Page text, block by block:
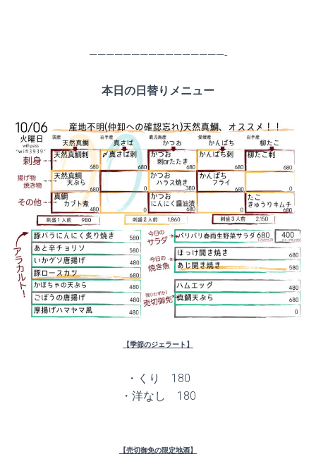
————————————————-
本日の日替りメニュー
【季節のジェラート】
・くり 180
・洋なし 180
【売切御免の限定地酒】